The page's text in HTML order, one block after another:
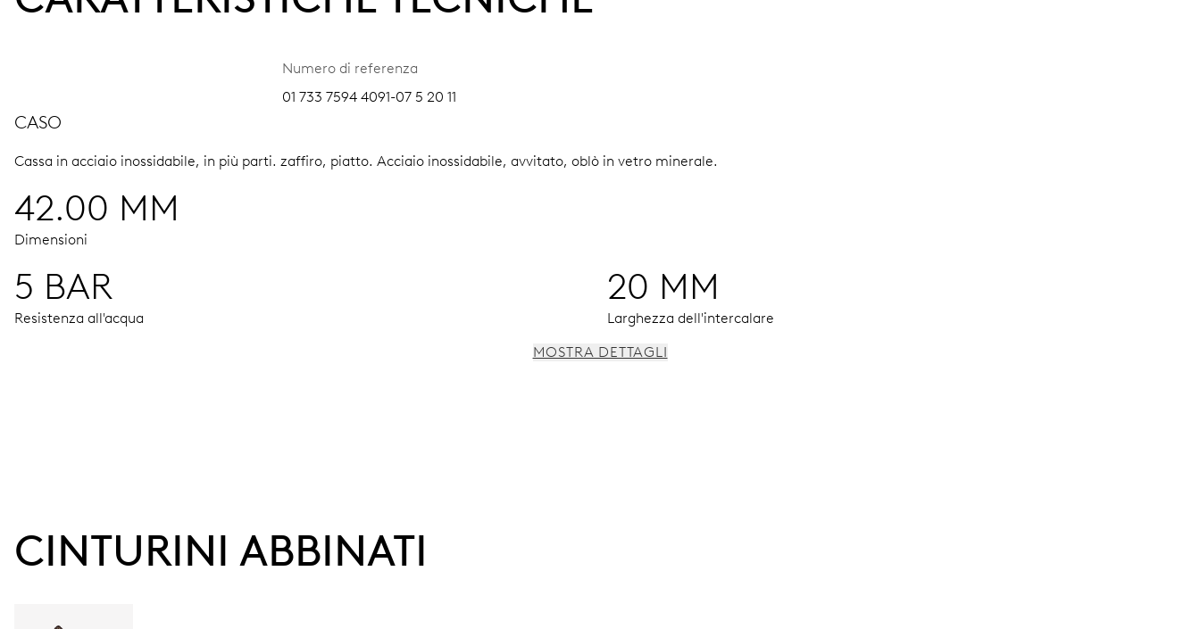
Numero di referenza
01 733 7594 4091-07 5 20 11
CASO
Cassa in acciaio inossidabile, in più parti. zaffiro, piatto. Acciaio inossidabile, avvitato, oblò in vetro minerale.
42.00 MM
Dimensioni
5 BAR
Resistenza all'acqua
20 MM
Larghezza dell'intercalare
Riserva di carica
MOSTRA DETTAGLI
CINTURINI ABBINATI